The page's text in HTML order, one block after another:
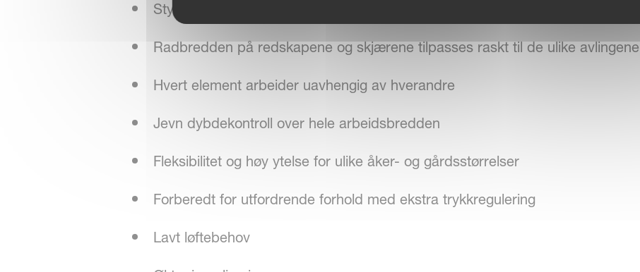
Styrke og stivhet for nøyaktige rette linjer
Radbredden på redskapene og skjærene tilpasses raskt til de ulike avlingene
Hvert element arbeider uavhengig av hverandre
Jevn dybdekontroll over hele arbeidsbredden
Fleksibilitet og høy ytelse for ulike åker- og gårdsstørrelser
Forberedt for utfordrende forhold med ekstra trykkregulering
Lavt løftebehov